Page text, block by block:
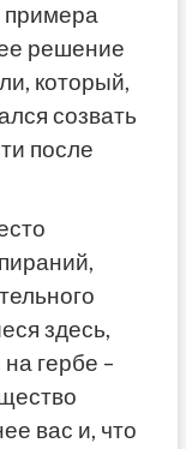
примера
решение
который,
созвать
после
здесь,
гербе –
вас и, что